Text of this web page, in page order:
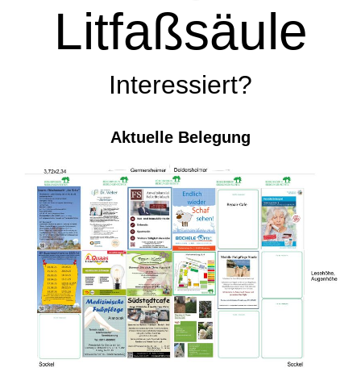
Litfaßsäule
Interessiert?
Aktuelle Belegung